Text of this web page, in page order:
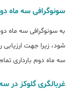
سونوگرافی سه ماه
به سونوگرافی سه ماه
شود، زیرا جهت
سه ماه دوم بارداری
غربالگری گلوکز در